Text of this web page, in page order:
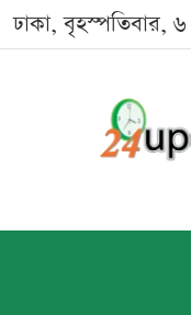
ঢাকা, বৃহস্পতিবার,